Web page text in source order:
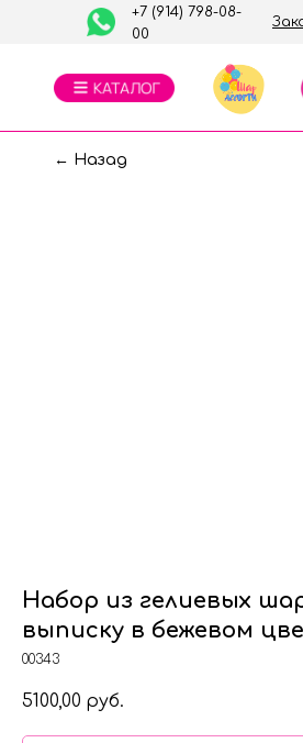
+7 (914) 798-08-
00
← Назад
Набор из гелиевых
выписку в бежевом
00343
5100,00 руб.